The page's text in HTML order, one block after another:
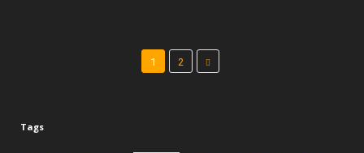
1 2
Tags